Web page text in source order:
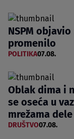
NSPM
promenilo
POLITIKA07.08.
Oblak dima i
se oseća u
mrežama
DRUŠTVO07.08.